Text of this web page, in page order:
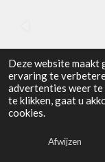
Deze website maakt
ervaring te
advertenties weer te
te klikken, gaat u
cookies.
Afwijzen
© 2024 - 2026 Wanda